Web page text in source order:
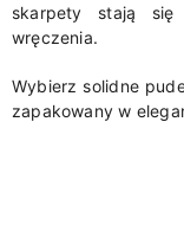
skarpety stają się
wręczenia.
Wybierz solidne
zapakowany w